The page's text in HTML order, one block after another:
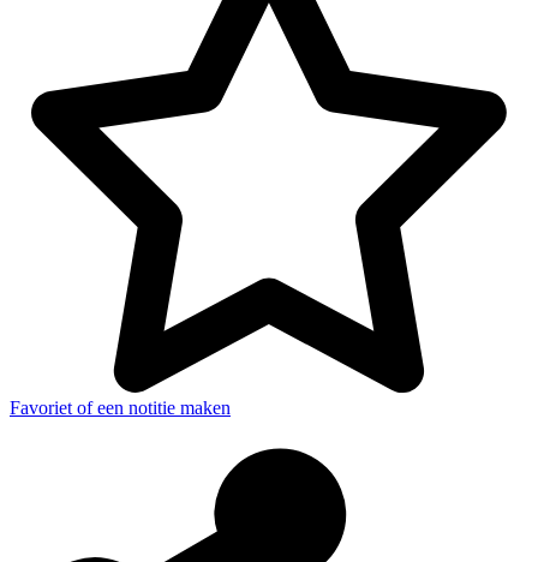
Favoriet of een notitie maken